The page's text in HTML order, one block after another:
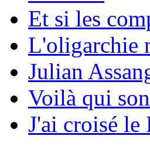
Et si les
L'oligarchie
Julian
Voilà qui
J'ai croisé le